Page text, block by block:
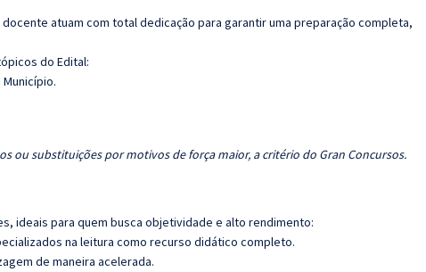
atuam com total dedicação para garantir uma preparação completa,
do Edital:
ou substituições por motivos de força maior, a critério do Gran Concursos.
ideais para quem busca objetividade e alto rendimento:
na leitura como recurso didático completo.
de maneira acelerada.